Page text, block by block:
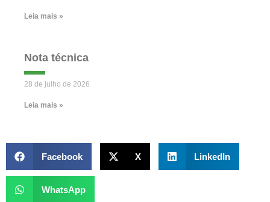
Leia mais »
Nota técnica
28 de julho de 2026
Leia mais »
Facebook X LinkedIn
WhatsApp